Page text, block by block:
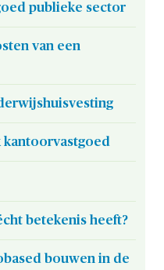
publieke sector
van een
betekenis heeft?
bouwen in de